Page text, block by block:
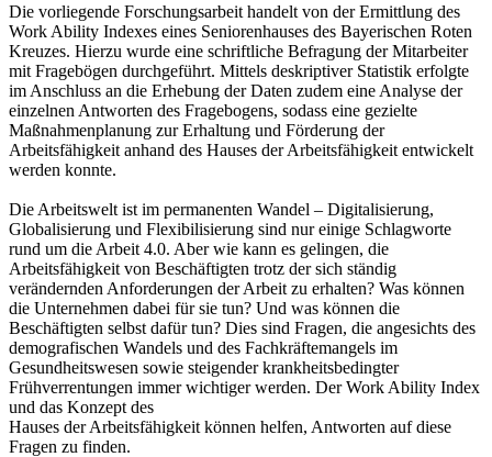
Die vorliegende Forschungsarbeit handelt von der Ermittlung des
Work Ability Indexes eines Seniorenhauses des Bayerischen Roten
Kreuzes. Hierzu wurde eine schriftliche Befragung der Mitarbeiter
mit Fragebögen durchgeführt. Mittels deskriptiver Statistik erfolgte
im Anschluss an die Erhebung der Daten zudem eine Analyse der
einzelnen Antworten des Fragebogens, sodass eine gezielte
Maßnahmenplanung zur Erhaltung und Förderung der
Arbeitsfähigkeit anhand des Hauses der Arbeitsfähigkeit entwickelt
werden konnte.
Die Arbeitswelt ist im permanenten Wandel – Digitalisierung,
Globalisierung und Flexibilisierung sind nur einige Schlagworte
rund um die Arbeit 4.0. Aber wie kann es gelingen, die
Arbeitsfähigkeit von Beschäftigten trotz der sich ständig
verändernden Anforderungen der Arbeit zu erhalten? Was können
die Unternehmen dabei für sie tun? Und was können die
Beschäftigten selbst dafür tun? Dies sind Fragen, die angesichts des
demografischen Wandels und des Fachkräftemangels im
Gesundheitswesen sowie steigender krankheitsbedingter
Frühverrentungen immer wichtiger werden. Der Work Ability Index
und das Konzept des
Hauses der Arbeitsfähigkeit können helfen, Antworten auf diese
Fragen zu finden.